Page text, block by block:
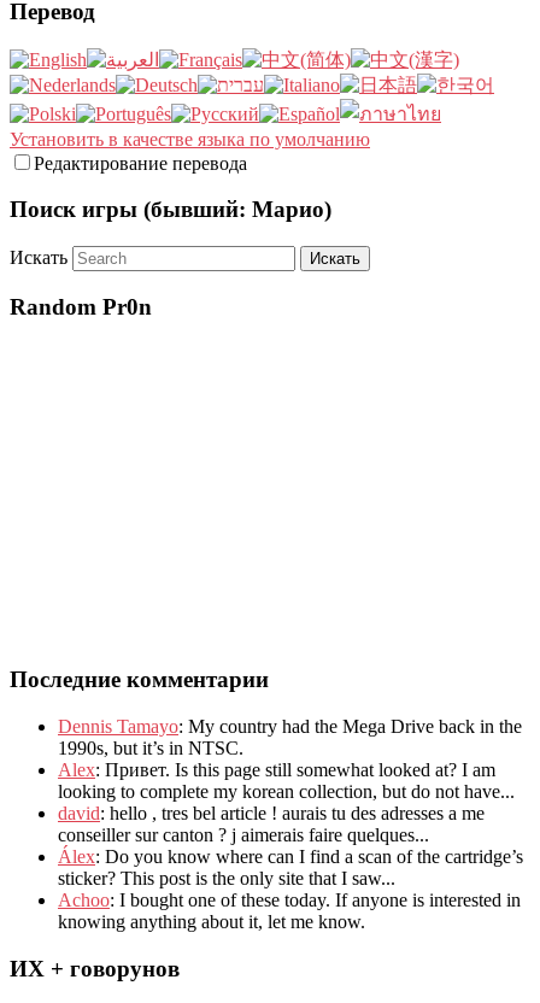
Перевод
Установить в качестве языка по умолчанию
Редактирование перевода
Поиск игры (бывший: Марио)
Искать
Random Pr0n
Последние комментарии
Dennis Tamayo: My country had the Mega Drive back in the
1990s, but it’s in NTSC.
Alex: Привет. Is this page still somewhat looked at? I am
looking to complete my korean collection, but do not have...
david: hello , tres bel article ! aurais tu des adresses a me
conseiller sur canton ? j aimerais faire quelques...
Álex: Do you know where can I find a scan of the cartridge’s
sticker? This post is the only site that I saw...
Achoo: I bought one of these today. If anyone is interested in
knowing anything about it, let me know.
ИХ + говорунов